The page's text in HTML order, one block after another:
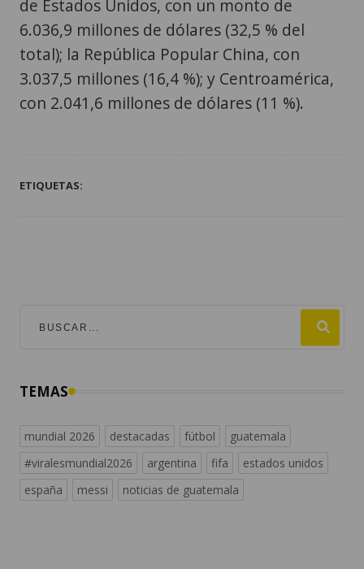
de Estados Unidos, con un monto de
6.036,9 millones de dólares (32,5 % del
total); la República Popular China, con
3.037,5 millones (16,4 %); y Centroamérica,
con 2.041,6 millones de dólares (11 %).
ETIQUETAS:
TEMAS
mundial 2026 destacadas fútbol
guatemala
#viralesmundial2026
argentina fifa
estados unidos
españa
messi noticias de guatemala